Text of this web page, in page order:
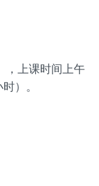
，上课时间上午
时）。